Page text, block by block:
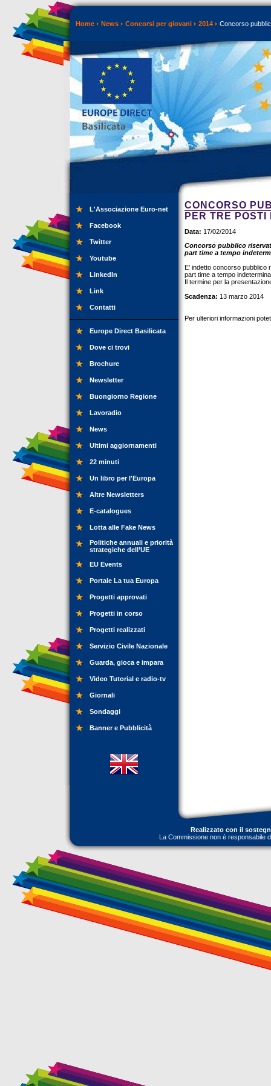
Home News Concorsi per giovani 2014 Concorso
L'Associazione Euro-net
Facebook
Twitter
Youtube
LinkedIn
Link
Contatti
Europe Direct Basilicata
Dove ci trovi
Brochure
Newsletter
Buongiorno Regione
Lavoradio
News
Ultimi aggiornamenti
22 minuti
Un libro per l'Europa
Altre Newsletters
E-catalogues
Lotta alle Fake News
Politiche annuali e priorità
strategiche dell’UE
EU Events
Portale La tua Europa
Progetti approvati
Progetti in corso
Progetti realizzati
Servizio Civile Nazionale
Guarda, gioca e impara
Video Tutorial e radio-tv
Giornali
Sondaggi
Banner e Pubblicità
CONCORSO
PER TRE
Data: 17/02/2014
Concorso pubblico
part time a tempo
E' indetto concorso pubblico
part time a tempo
Il termine per la
Scadenza: 13 marzo 2014
Per ulteriori informazioni
Realizzato con il
La Commissione non è responsabile